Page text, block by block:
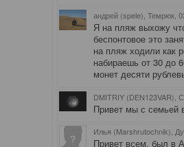
андрей (spele), Темрюк ,
Я на пляж выхожу
беспонтовое это
на пляж ходили как
набираешь от 30 до
монет десяти
DMITRIY (DEN123VAR),
Привет мы с семьей
Илья (Marshrutochnik),
Привет всем, был в